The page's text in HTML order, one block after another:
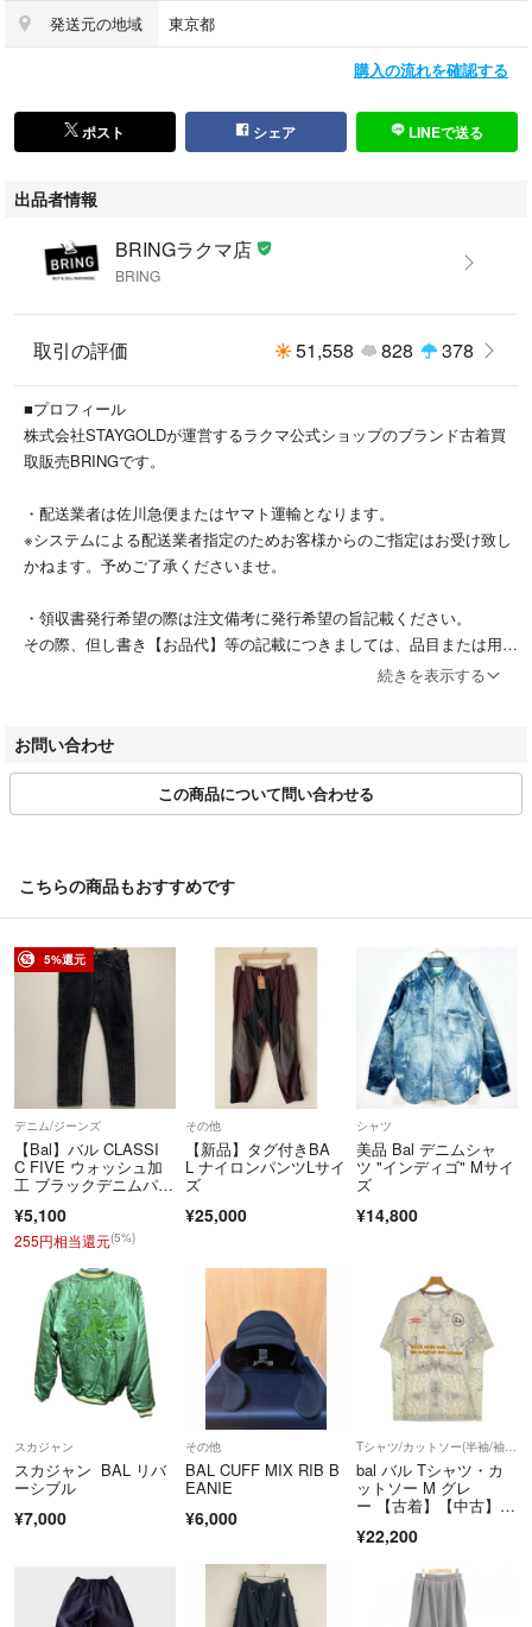
≪注意事項はプロフィール欄をご覧くださいませ≫
こちらの商品はラクマ公式パートナーのBRINGによって出品されていま
発送元の地域 東京都
購入の流れを確認する
ポスト シェア LINEで送る
出品者情報
BRINGラクマ店
BRING
取引の評価 51,558 828 378
■プロフィール
株式会社STAYGOLDが運営するラクマ公式ショップのブランド古着買
取販売BRINGです。
・配送業者は佐川急便またはヤマト運輸となります。
※システムによる配送業者指定のためお客様からのご指定はお受け致し
かねます。予めご了承くださいませ。
・領収書発行希望の際は注文備考に発行希望の旨記載ください。
その際、但し書き【お品代】等の記載につきましては、品目または用途
を示すある程度の具体性を持った表記が必要となりますので、当社お取
※BRINGは個人の情報を適切に取り扱う企業として「JIS Q 15001個人
ご安心してお問い合わせ下さい。
・当店に不備があった場合、商品到着より5日以内に当店宛にお電話に
てご連絡をいただき、3日以内に返送手配が可能な場合お受けいたしま
その場合受取評価をなさらないようお願いいたします。
当店にて商品確認後、返金のお手続きをいたします。
※こちらのアカウントはラクマ公式パートナーの株式会社STAYGOLDに
よって運営されています。
▼特商法
https://fril.jp/ts/official/law/stg/
▼返品特約
https://fril.jp/ts/official/law/stg/#return_policy
※ 適格請求書発行事業者登録番号T5011001099727
続きを表示する
お問い合わせ
この商品について問い合わせる
こちらの商品もおすすめです
5%還元
デニム/ジーンズ
【Bal】バル CLASSI
C FIVE ウォッシュ加
工 ブラックデニムパン
¥5,100
255円相当還元(5%)
その他
【新品】タグ付きBA
L ナイロンパンツLサイ
ズ
¥25,000
シャツ
美品 Bal デニムシャ
ツ "インディゴ" Mサイ
ズ
¥14,800
スカジャン
スカジャン BAL リバ
ーシブル
¥7,000
その他
BAL CUFF MIX RIB B
EANIE
¥6,000
Tシャツ/カットソー(半袖/袖なし)
bal バル Tシャツ・カ
ットソー M グレ
ー 【古着】【中古】
¥22,200